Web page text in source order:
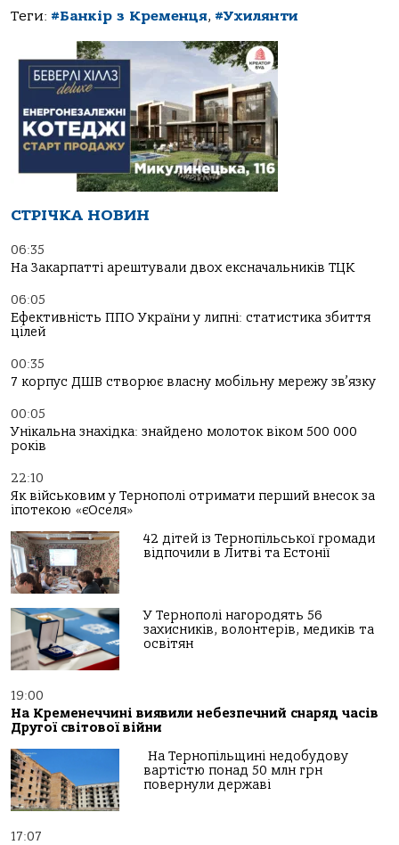
Теги: #Банкір з Кременця, #Ухилянти
СТРІЧКА НОВИН
06:35
На Закарпатті арештували двох ексначальників ТЦК
06:05
Ефективність ППО України у липні: статистика збиття
цілей
00:35
7 корпус ДШВ створює власну мобільну мережу зв’язку
00:05
Унікальна знахідка: знайдено молоток віком 500 000
років
22:10
Як військовим у Тернополі отримати перший внесок за
іпотекою «єОселя»
42 дітей із Тернопільської громади
відпочили в Литві та Естонії
У Тернополі нагородять 56
захисників, волонтерів, медиків та
освітян
19:00
На Кременеччині виявили небезпечний снаряд часів
Другої світової війни
На Тернопільщині недобудову
вартістю понад 50 млн грн
повернули державі
17:07